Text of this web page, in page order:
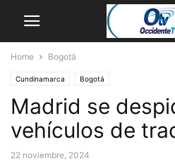
Home Bogotá
Cundinamarca Bogotá
Madrid se
vehículos de
22 noviembre, 2024